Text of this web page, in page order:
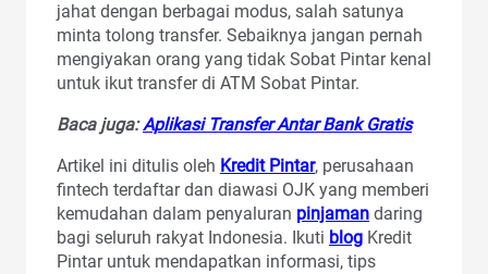
jahat dengan berbagai modus, salah satunya
minta tolong transfer. Sebaiknya jangan pernah
mengiyakan orang yang tidak Sobat Pintar kenal
untuk ikut transfer di ATM Sobat Pintar.
Baca juga:Aplikasi Transfer Antar Bank Gratis
Artikel ini ditulis oleh Kredit Pintar, perusahaan
fintech terdaftar dan diawasi OJK yang memberi
kemudahan dalam penyaluran pinjaman daring
bagi seluruh rakyat Indonesia. Ikuti blog Kredit
Pintar untuk mendapatkan informasi, tips